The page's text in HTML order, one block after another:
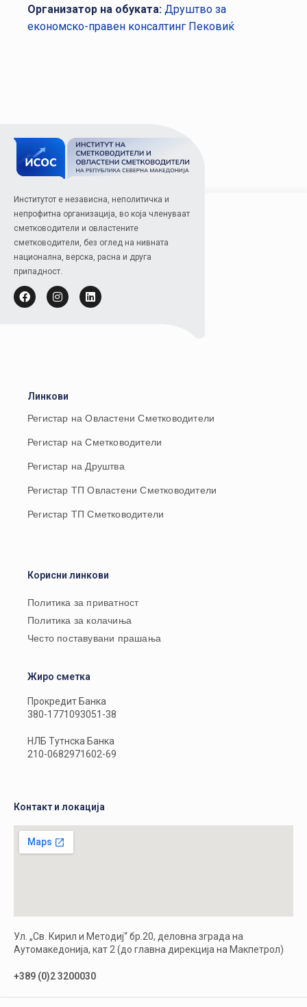
Организатор на обуката: Друштво за
економско-правен консалтинг Пековиќ
Институтот е независна, неполитичка и
непрофитна организација, во која членуваат
сметководители и овластените
сметководители, без оглед на нивната
национална, верска, расна и друга
припадност.
Линкови
Регистар на Овластени Сметководители
Регистар на Сметководители
Регистар на Друштва
Регистар ТП Овластени Сметководители
Регистар ТП Сметководители
Корисни линкови
Политика за приватност
Политика за колачиња
Често поставувани прашања
Жиро сметка
Прокредит Банка
380-1771093051-38
НЛБ Тутнска Банка
210-0682971602-69
Контакт и локација
Ул. „Св. Кирил и Методиј“ бр.20, деловна зграда на
Аутомакедонија, кат 2 (до главна дирекција на Макпетрол)
+389 (0)2 3200030